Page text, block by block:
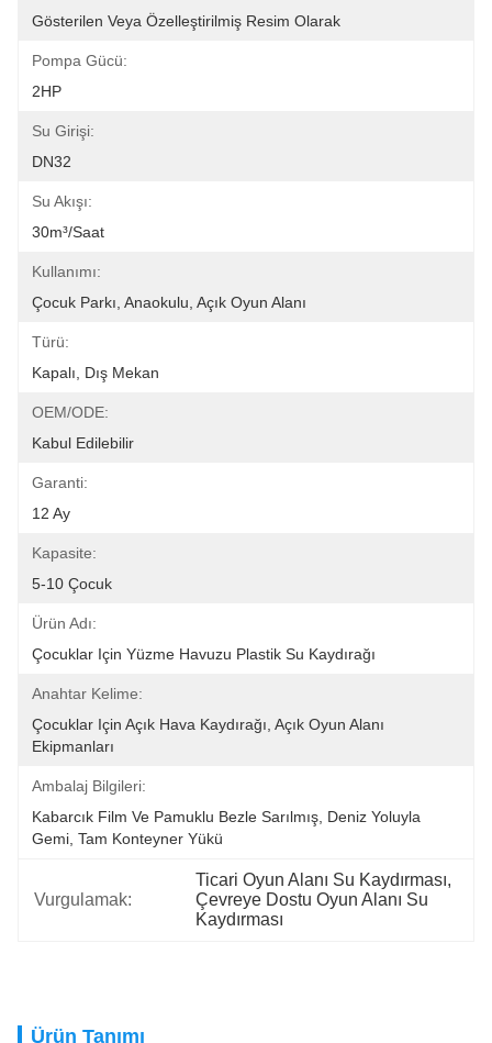
Gösterilen Veya Özelleştirilmiş Resim Olarak
Pompa Gücü:
2HP
Su Girişi:
DN32
Su Akışı:
30m³/saat
Kullanımı:
Çocuk Parkı, Anaokulu, Açık Oyun Alanı
Türü:
Kapalı, Dış Mekan
OEM/ODE:
Kabul Edilebilir
Garanti:
12 Ay
Kapasite:
5-10 Çocuk
Ürün Adı:
Çocuklar Için Yüzme Havuzu Plastik Su Kaydırağı
Anahtar Kelime:
Çocuklar Için Açık Hava Kaydırağı, Açık Oyun Alanı
Ekipmanları
Ambalaj Bilgileri:
Kabarcık Film Ve Pamuklu Bezle Sarılmış, Deniz Yoluyla
Gemi, Tam Konteyner Yükü
Vurgulamak:
Ticari Oyun Alanı Su Kaydırması
Çevreye Dostu Oyun Alanı Su
Kaydırması
Ürün Tanımı